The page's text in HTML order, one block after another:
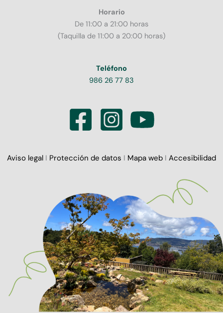
Horario
De 11:00 a 21:00 horas
(Taquilla de 11:00 a 20:00 horas)
Teléfono
986 26 77 83
Aviso legal I Protección de datos I Mapa web I Accesibilidad